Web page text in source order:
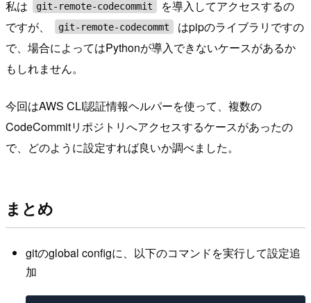
私は git-remote-codecommit
を導入してアクセスするの
ですが、
git-remote-codecommt
はpipのライブラリですの
で、場合によってはPythonが導入できないケースがあるか
もしれません。
今回はAWS CLI認証情報ヘルパーを使って、複数の
CodeCommitリポジトリへアクセスするケースがあったの
で、どのように設定すれば良いか調べました。
まとめ
gitのglobal configに、以下のコマンドを実行して設定追
加